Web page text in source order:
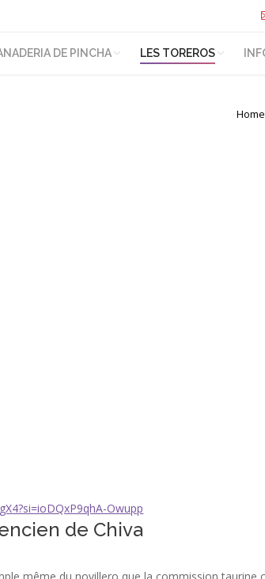
DE PINCHA LES TOREROS
Home
Owupp
de Chiva